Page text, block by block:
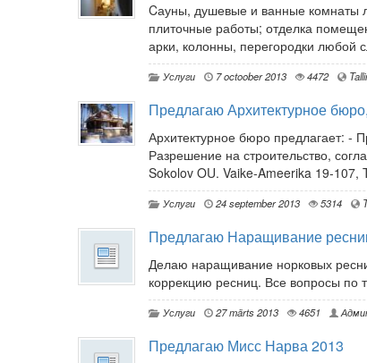
Cауны, душевые и ванные комнаты
плиточные работы; отделка
арки, колонны, перегородки любой
Услуги 7 octoober 2013 4472
Предлагаю Архитектурное
Архитектурное бюро предлагает: -
Разрешение на строительство,
Sokolov OU. Vaike-Ameerika 19-107,
Услуги 24 september 2013 5314
Предлагаю Наращивание
Делаю наращивание норковых
коррекцию ресниц. Все вопросы по
Услуги 27 märts 2013 4651
Предлагаю Мисс Нарва 2013